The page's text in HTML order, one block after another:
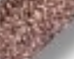
Favoris